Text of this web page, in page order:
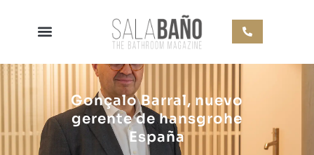
Gonçalo Barral, nuevo
gerente de hansgrohe
España